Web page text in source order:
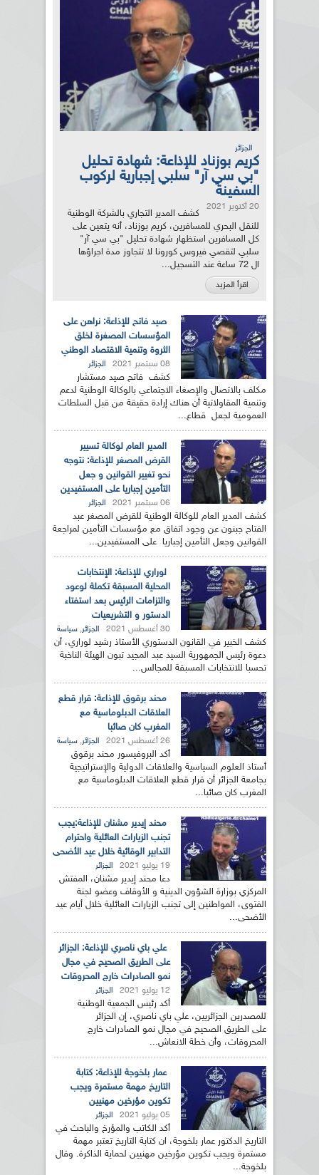
الجزائر
كريم بوزناد للإذاعة: شهادة تحليل
"بي سي آر" سلبي إجبارية لركوب
السفينة
20 أكتوبر 2021
كشف المدير التجاري بالشركة الوطنية
للنقل البحري للمسافرين، كريم بوزناد، أنه يتعين على
كل المسافرين استظهار شهادة تحليل "بي سي آر"
سلبي لتقصي فيروس كورونا لا تتجاوز مدة اجراؤها
ال 72 ساعة عند التسجيل...
اقرأ المزيد
صيد فاتح للإذاعة: نراهن على
المؤسسات المصغرة لخلق
الثروة وتنمية الاقتصاد الوطني
08 سبتمبر 2021 الجزائر
كشف فاتح صيد مستشار
مكلف بالاتصال والإصغاء الاجتماعي بالوكالة الوطنية لدعم
وتنمية المقاولاتية أن هناك إرادة حقيقة من قبل السلطات
العمومية لجعل قطاع...
المدير العام لوكالة تسيير
القرض المصغر للإذاعة: نتوجه
نحو تغيير القوانين و جعل
التأمين إجباريا على المستفيدين
06 سبتمبر 2021 الجزائر
كشف المدير العام للوكالة الوطنية للقرض المصغر عبد
الفتاح جبنون عن وجود اتفاق مع مؤسسات التأمين لمراجعة
القوانين وجعل التأمين إجباريا على المستفيدين...
لوراري للإذاعة: الإنتخابات
المحلية المسبقة تكملة لوعود
والتزامات الرئيس بعد استفتاء
الدستور و التشريعيات
30 أغسطس 2021 الجزائر, سياسة
كشف الخبير في القانون الدستوري الأستاذ رشيد لوراري، أن
دعوة رئيس الجمهورية السيد عبد المجيد تبون الهيئة الناخبة
تحسبا للانتخابات المسبقة للمجالس...
محند برقوق للإذاعة: قرار قطع
العلاقات الدبلوماسية مع
المغرب كان صائبا
26 أغسطس 2021 الجزائر, سياسة
أكد البروفيسور محند برقوق
أستاذ العلوم السياسية والعلاقات الدولية والإستراتيجية
بجامعة الجزائر أن قرار قطع العلاقات الدبلوماسية مع
المغرب كان صائبا...
محند إيدير مشنان للإذاعة:يجب
تجنب الزيارات العائلية واحترام
التدابير الوقائية خلال عيد الأضحى
19 يوليو 2021 الجزائر
دعا محند إيدير مشنان، المفتش
المركزي بوزارة الشؤون الدينية و الأوقاف وعضو لجنة
الفتوى، المواطنين إلى تجنب الزيارات العائلية خلال أيام عيد
الأضحى...
علي باي ناصري للإذاعة: الجزائر
على الطريق الصحيح في مجال
نمو الصادرات خارج المحروقات
12 يوليو 2021 الجزائر
أكد رئيس الجمعية الوطنية
للمصدرين الجزائريين، علي باي ناصري، إن الجزائر
على الطريق الصحيح في مجال نمو الصادرات خارج
المحروقات، وأن خطة الانعاش...
عمار بلخوجة للإذاعة: كتابة
التاريخ مهمة مستمرة ويجب
تكوين مؤرخين مهنيين
05 يوليو 2021 الجزائر
أكد الكاتب والمؤرخ والباحث في
التاريخ الدكتور عمار بلخوجة، ان كتابة التاريخ تعتبر مهمة
مستمرة ويجب تكوين مؤرخين مهنيين لحماية الذاكرة. وقال
بلخوجة...